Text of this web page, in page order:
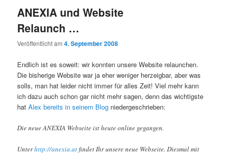
ANEXIA und Website
Relaunch …
Veröffentlicht am4. September 2008
Endlich ist es soweit: wir konnten unsere Website relaunchen.
Die bisherige Website war ja eher weniger herzeigbar, aber was
solls, man hat leider nicht immer für alles Zeit! Viel mehr kann
ich dazu auch schon gar nicht mehr sagen, denn das wichtigste
hatAlex bereits in seinem Blog niedergeschrieben:
Die neue ANEXIA Webseite ist heute online gegangen.
Unterhttp://anexia.atfindet Ihr unsere neue Webseite. Diesmal mit